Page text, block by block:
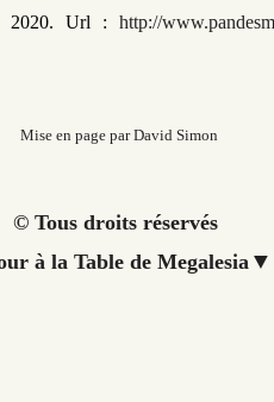
2020. Url : http://
Mise en page par David Simon
© Tous droits réservés
à la Table de Megalesia ▼